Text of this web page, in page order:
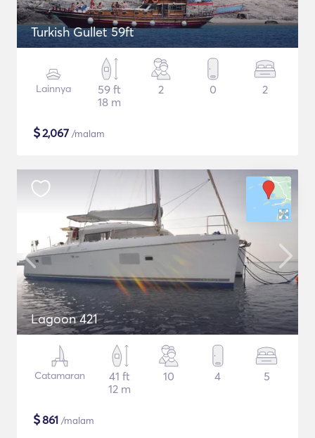
Turkish Gullet 59ft
Lainnya
59 ft
18 m
2 0 2
$2,067 /malam
Lagoon 421
Catamaran
41 ft
12 m
10 4 5
$861 /malam